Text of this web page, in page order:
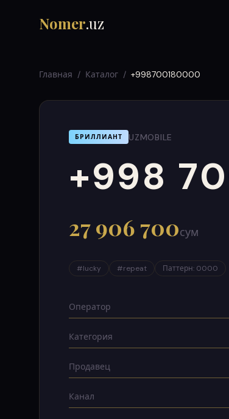
Nomer.uz
Главная / Каталог / +998700180000
БРИЛЛИАНТ UZMOBILE
+998 70
000
999
27 906 700сум
#lucky #repeat Паттерн: 0000
Оператор
Категория
Продавец
Канал